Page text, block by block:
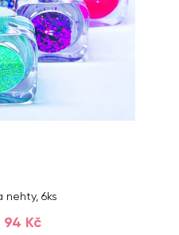
nehty, 6ks
94 Kč